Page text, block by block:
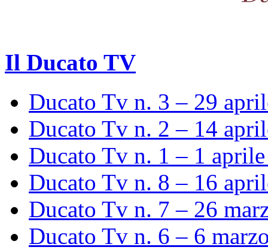
Il Ducato TV
Ducato Tv n. 3 – 29
Ducato Tv n. 2 – 14
Ducato Tv n. 1 – 1
Ducato Tv n. 8 – 16
Ducato Tv n. 7 – 26
Ducato Tv n. 6 – 6